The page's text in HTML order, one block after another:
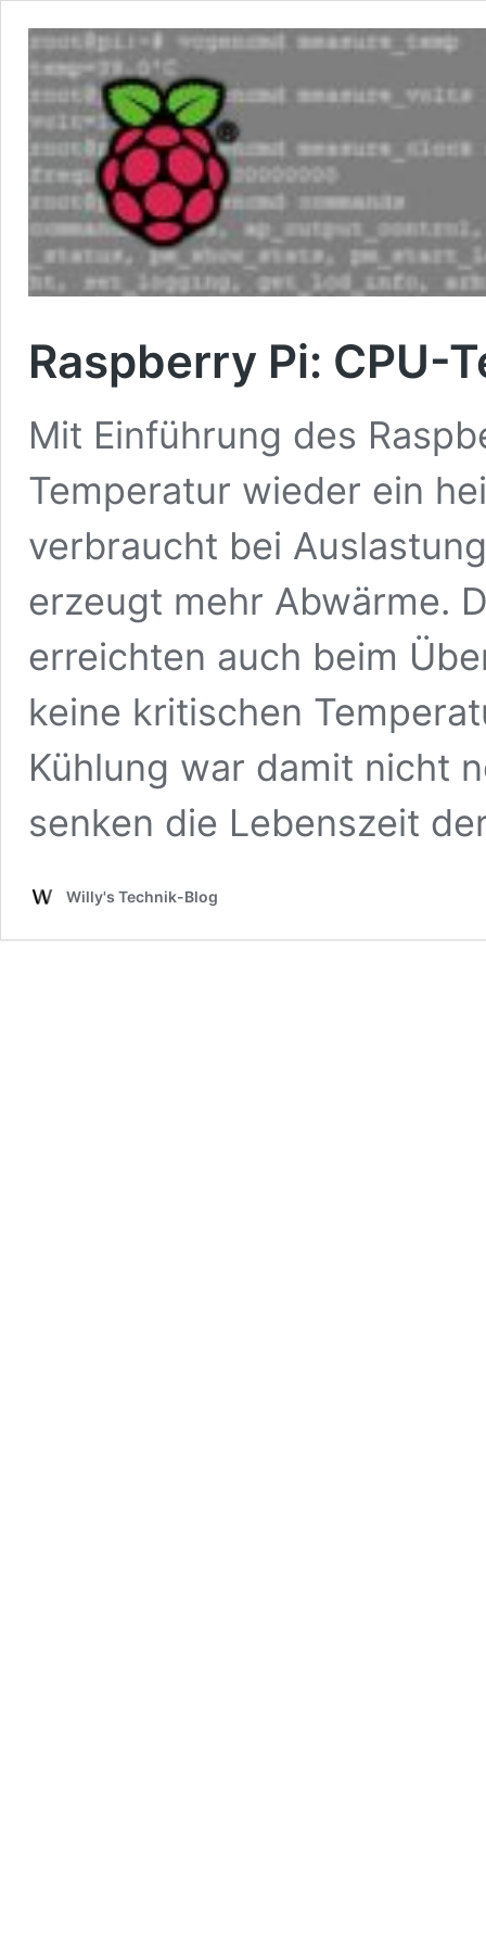
Raspberry Pi: CPU-
Mit Einführung des
Temperatur wieder ein
verbraucht bei
erzeugt mehr Abwärme.
erreichten auch beim
keine kritischen
Kühlung war damit nicht
senken die Lebenszeit
Willy's Technik-Blog